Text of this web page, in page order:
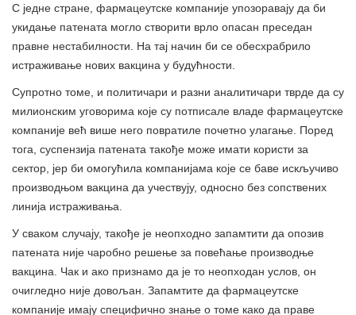
С једне стране, фармацеутске компаније упозоравају да би
укидање патената могло створити врло опасан преседан
правне нестабилности. На тај начин би се обесхрабрило
истраживање нових вакцина у будућности.
Супротно томе, и политичари и разни аналитичари тврде да су
милионским уговорима које су потписале владе фармацеутске
компаније већ више него повратиле почетно улагање. Поред
тога, суспензија патената такође може имати користи за
сектор, јер би омогућила компанијама које се баве искључиво
производњом вакцина да учествују, односно без сопствених
линија истраживања.
У сваком случају, такође је неопходно запамтити да опозив
патената није чаробно решење за повећање производње
вакцина. Чак и ако признамо да је то неопходан услов, он
очигледно није довољан. Запамтите да фармацеутске
компаније имају специфично знање о томе како да праве